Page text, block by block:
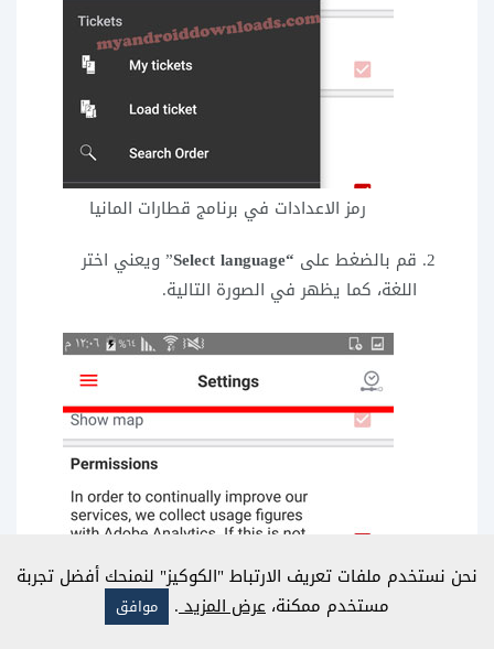
رمز الاعدادات في برنامج قطارات المانيا
قم بالضغط على “Select language
” ويعني اختر
اللغة، كما يظهر في الصورة التالية.
نحن نستخدم ملفات تعريف الارتباط "الكوكيز" لنمنحك أفضل تجربة
مستخدم ممكنة، عرض المزيد. موافق